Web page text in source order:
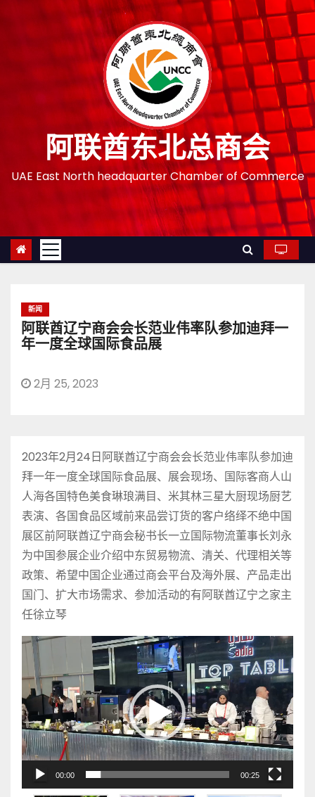
阿联酋东北总商会
UAE East North headquarter Chamber of Commerce
新闻
阿联酋辽宁商会会长范业伟率队参加迪拜一
年一度全球国际食品展
2月 25, 2023
2023年2月24日阿联酋辽宁商会会长范业伟率队参加迪
拜一年一度全球国际食品展、展会现场、国际客商人山
人海各国特色美食琳琅满目、米其林三星大厨现场厨艺
表演、各国食品区域前来品尝订货的客户络绎不绝中国
展区前阿联酋辽宁商会秘书长一立国际物流董事长刘永
为中国参展企业介绍中东贸易物流、清关、代理相关等
政策、希望中国企业通过商会平台及海外展、产品走出
国门、扩大市场需求、参加活动的有阿联酋辽宁之家主
任徐立琴
视
播
放
器
00:00 00:25